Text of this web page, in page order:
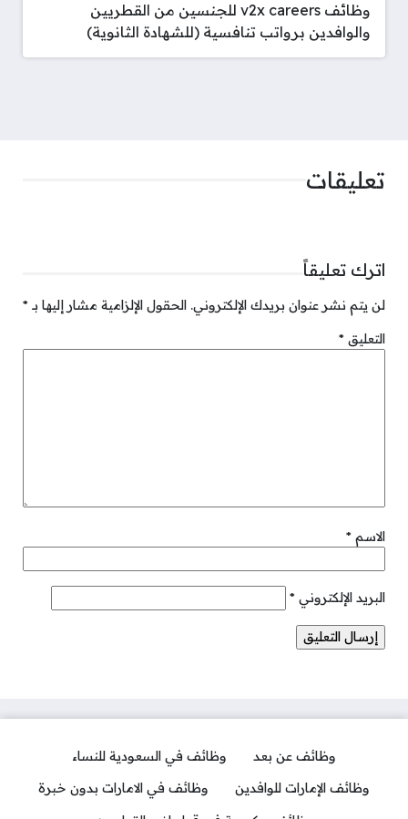
وظائف v2x careers للجنسين من القطريين
والوافدين برواتب تنافسية (للشهادة الثانوية)
تعليقات
اترك تعليقاً
لن يتم نشر عنوان بريدك الإلكتروني. الحقول الإلزامية مشار إليها بـ *
التعليق *
الاسم *
البريد الإلكتروني *
وظائف عن بعد
وظائف في السعودية للنساء
وظائف الإمارات للوافدين
وظائف في الامارات بدون خبرة